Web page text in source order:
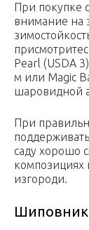
При покупке
внимание на
Pearl (USDA
м или Magic
шаровидной
При
саду хорошо
композициях
изгороди.
Шиповник